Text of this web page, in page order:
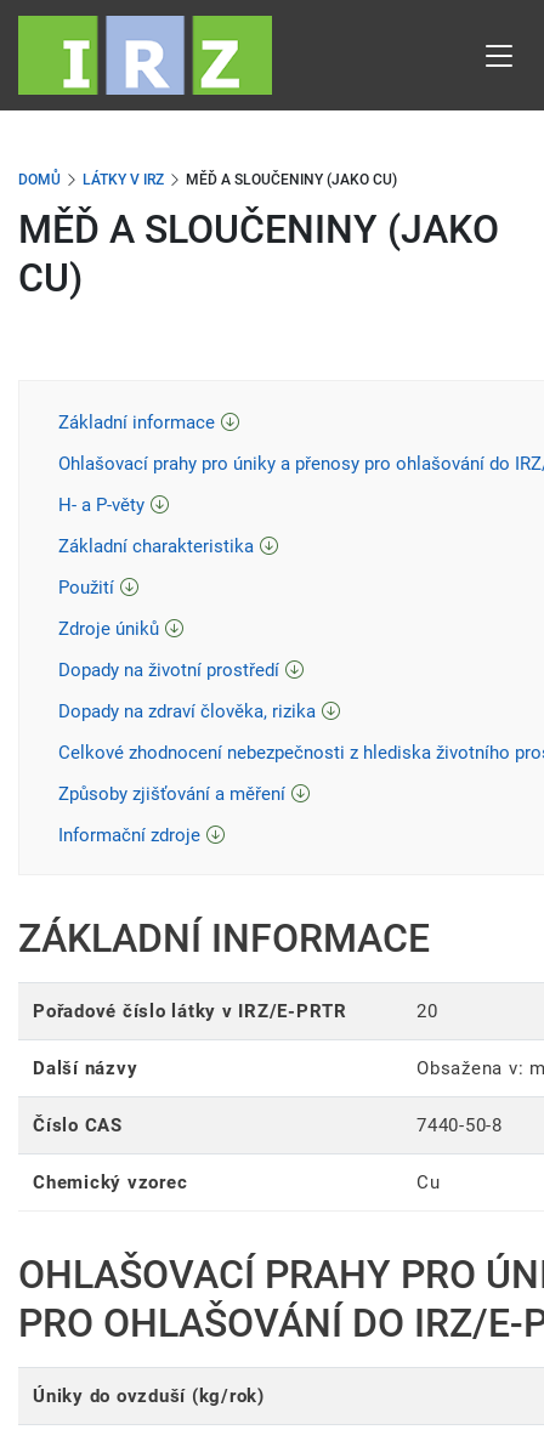
Přejít
obsahu
DOMŮ LÁTKY V IRZ MĚĎ A SLOUČENINY (JAKO CU)
MĚĎ A SLOUČENINY (JAKO
CU)
Základní informace
Ohlašovací prahy pro úniky a přenosy pro ohlašování do
H- a P-věty
Základní charakteristika
Použití
Zdroje úniků
Dopady na životní prostředí
Dopady na zdraví člověka, rizika
Celkové zhodnocení nebezpečnosti z hlediska životního
Způsoby zjišťování a měření
Informační zdroje
ZÁKLADNÍ INFORMACE
Pořadové číslo látky v IRZ/E-PRTR 20
Další názvy Obsažena v:
Číslo CAS 7440-50-8
Chemický vzorec Cu
OHLAŠOVACÍ PRAHY PRO
PRO OHLAŠOVÁNÍ DO IRZ/E-
Úniky do ovzduší (kg/rok)